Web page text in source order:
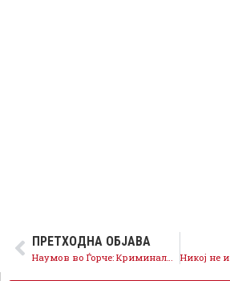
ПРЕТХОДНА ОБЈАВА
Наумов во Ѓорче: Криминалната власт заедно ќе ја замениме со одговорна власт